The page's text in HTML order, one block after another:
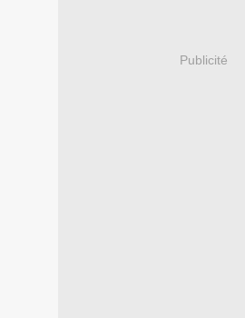
Publicité